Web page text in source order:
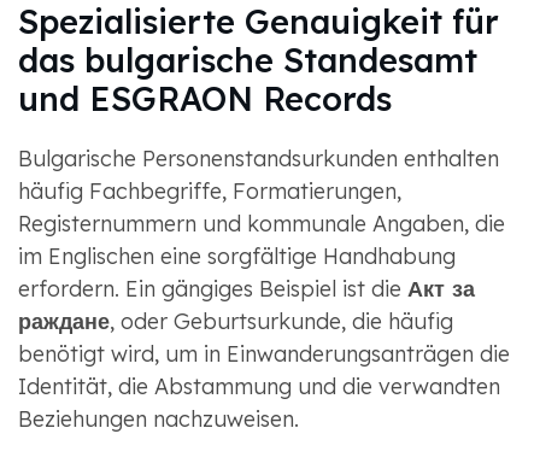
Spezialisierte Genauigkeit für
das bulgarische Standesamt
und ESGRAON Records
Bulgarische Personenstandsurkunden enthalten
häufig Fachbegriffe, Formatierungen,
Registernummern und kommunale Angaben, die
im Englischen eine sorgfältige Handhabung
erfordern. Ein gängiges Beispiel ist die Акт за
раждане, oder Geburtsurkunde, die häufig
benötigt wird, um in Einwanderungsanträgen die
Identität, die Abstammung und die verwandten
Beziehungen nachzuweisen.